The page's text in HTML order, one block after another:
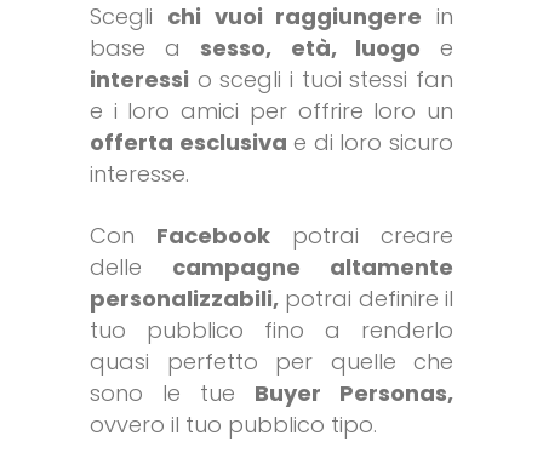
Scegli chi vuoi raggiungere in
base a sesso, età, luogo e
interessi o scegli i tuoi stessi fan
e i loro amici per offrire loro un
offerta esclusiva e di loro sicuro
interesse.
Con Facebook potrai creare
delle campagne altamente
personalizzabili, potrai definire il
tuo pubblico fino a renderlo
quasi perfetto per quelle che
sono le tue Buyer Personas,
ovvero il tuo pubblico tipo.